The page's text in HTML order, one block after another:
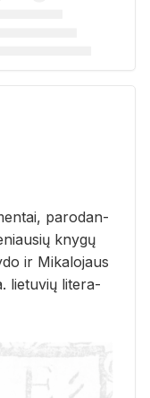
pa­ro­dan­
kny­gų
ir Mi­ka­lo­jaus
lie­tu­vių li­te­ra­